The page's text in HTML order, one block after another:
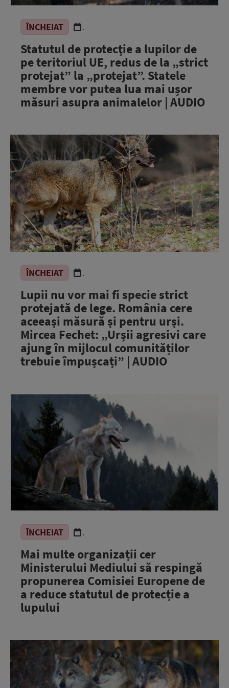
ÎNCHEIAT .
Statutul de protecţie a lupilor de
pe teritoriul UE, redus de la „strict
protejat” la „protejat”. Statele
membre vor putea lua mai ușor
măsuri asupra animalelor | AUDIO
ÎNCHEIAT .
Lupii nu vor mai fi specie strict
protejată de lege. România cere
aceeași măsură și pentru urși.
Mircea Fechet: „Urșii agresivi care
ajung în mijlocul comunităților
trebuie împușcați” | AUDIO
ÎNCHEIAT .
Mai multe organizații cer
Ministerului Mediului să respingă
propunerea Comisiei Europene de
a reduce statutul de protecție a
lupului